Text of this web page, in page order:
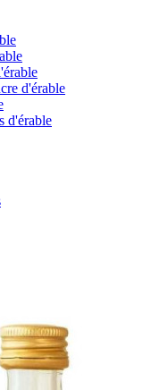
d'érable
d'érable